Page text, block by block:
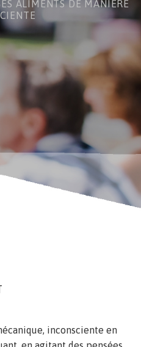
ALIMENTS DE MANIÈRE
inconsciente en